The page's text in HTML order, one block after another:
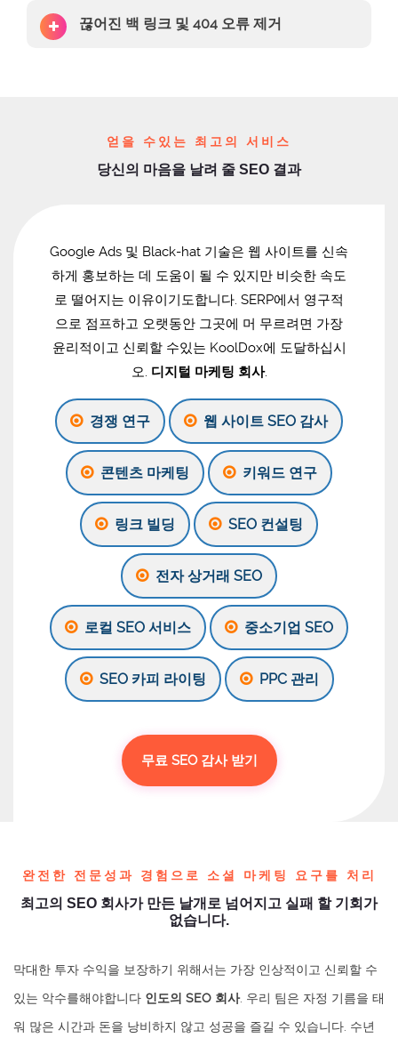
끊어진 백 링크 및 404 오류 제거
얻을 수있는 최고의 서비스
당신의 마음을 날려 줄 SEO 결과
Google Ads 및 Black-hat 기술은 웹 사이트를 신속
하게 홍보하는 데 도움이 될 수 있지만 비슷한 속도
로 떨어지는 이유이기도합니다. SERP에서 영구적
으로 점프하고 오랫동안 그곳에 머 무르려면 가장
윤리적이고 신뢰할 수있는 KoolDox에 도달하십시
오. 디지털 마케팅 회사.
경쟁 연구 웹 사이트 SEO 감사
콘텐츠 마케팅 키워드 연구
링크 빌딩 SEO 컨설팅
전자 상거래 SEO
로컬 SEO 서비스 중소기업 SEO
SEO 카피 라이팅 PPC 관리
무료 SEO 감사 받기
완전한 전문성과 경험으로 소셜 마케팅 요구를 처리
최고의 SEO 회사가 만든 날개로 넘어지고 실패 할 기회가
없습니다.
막대한 투자 수익을 보장하기 위해서는 가장 인상적이고 신뢰할 수
있는 악수를해야합니다 인도의 SEO 회사. 우리 팀은 자정 기름을 태
워 많은 시간과 돈을 낭비하지 않고 성공을 즐길 수 있습니다. 수년